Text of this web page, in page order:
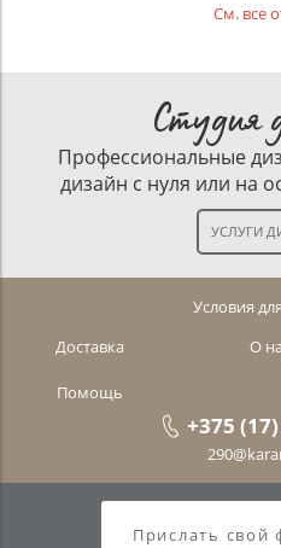
См. все
Студия
Профессиональные
дизайн с нуля или на
Условия
Доставка
О
Помощь
+375
Прислать свой